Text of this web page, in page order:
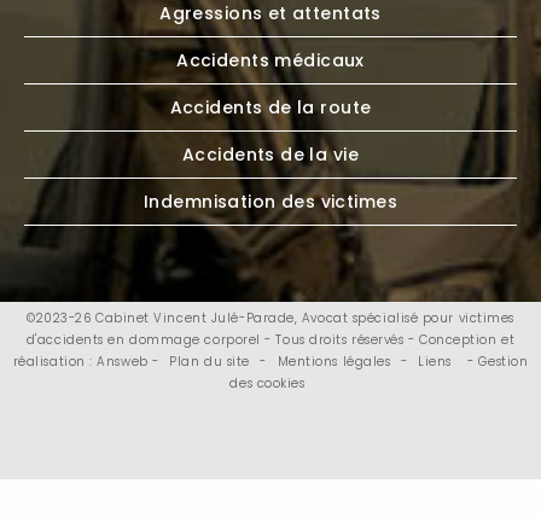
Agressions et attentats
Accidents médicaux
Accidents de la route
Accidents de la vie
Indemnisation des victimes
©2023-26 Cabinet Vincent Julé-Parade, Avocat spécialisé pour victimes
d'accidents en dommage corporel - Tous droits réservés - Conception et
réalisation : Answeb -
Plan du site - Mentions légales - Liens
- Gestion
des cookies